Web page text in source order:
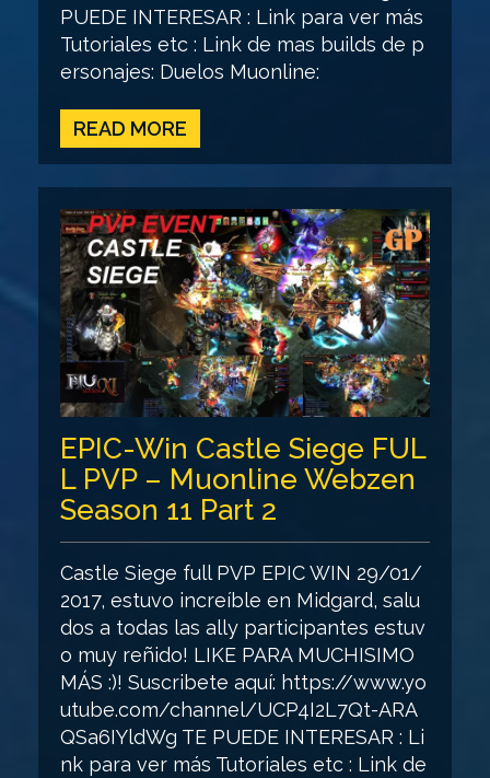
PUEDE INTERESAR : Link para ver más
Tutoriales etc : Link de mas builds de p
ersonajes: Duelos Muonline:
READ MORE
EPIC-Win Castle Siege FUL
L PVP – Muonline Webzen
Season 11 Part 2
Castle Siege full PVP EPIC WIN 29/01/
2017, estuvo increíble en Midgard, salu
dos a todas las ally participantes estuv
o muy reñido! LIKE PARA MUCHISIMO
MÁS :)! Suscribete aquí: https://www.yo
utube.com/channel/UCP4I2L7Qt-ARA
QSa6IYldWg TE PUEDE INTERESAR : Li
nk para ver más Tutoriales etc : Link de